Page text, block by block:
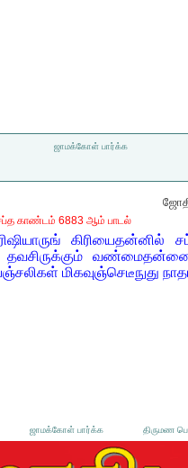
ஜாமக்கோள் பார்க்க
காண்டம் 6883 ஆம் பாடல்
கிரியைதன்னில்
தவசிருக்கும் வண்மைதன்னை
மிகவுஞ்செடீநுது
ஜாமக்கோள் பார்க்க திருமண